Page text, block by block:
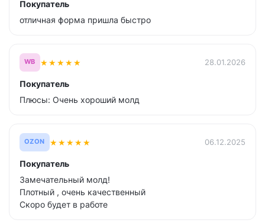
Покупатель
отличная форма пришла быстро
WB ★★★★★ 28.01.2026
Покупатель
Плюсы: Очень хороший молд
OZON ★★★★★ 06.12.2025
Покупатель
Замечательный молд!
Плотный , очень качественный
Скоро будет в работе